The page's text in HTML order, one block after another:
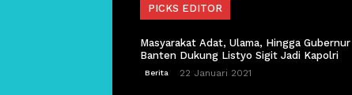
PICKS EDITOR
Masyarakat Adat, Ulama, Hingga Gubernur
Banten Dukung Listyo Sigit Jadi Kapolri
Berita 22 Januari 2021